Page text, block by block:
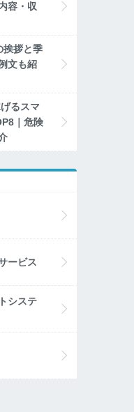
容・収
挨拶と季
文も紹
るスマ
｜危険
ービス
システ